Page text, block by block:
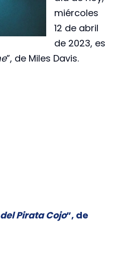
miércoles
12 de abril
de 2023, es
”, de Miles Davis.
Pirata Cojo”, de